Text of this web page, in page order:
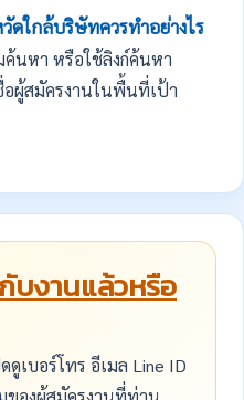
ดใกล้บริษัทควรทำอย่างไร
นหา หรือใช้ลิงก์ค้นหา
อผู้สมัครงานในพื้นที่เป้า
งานแล้วหรือ
เบอร์โทร อีเมล Line ID